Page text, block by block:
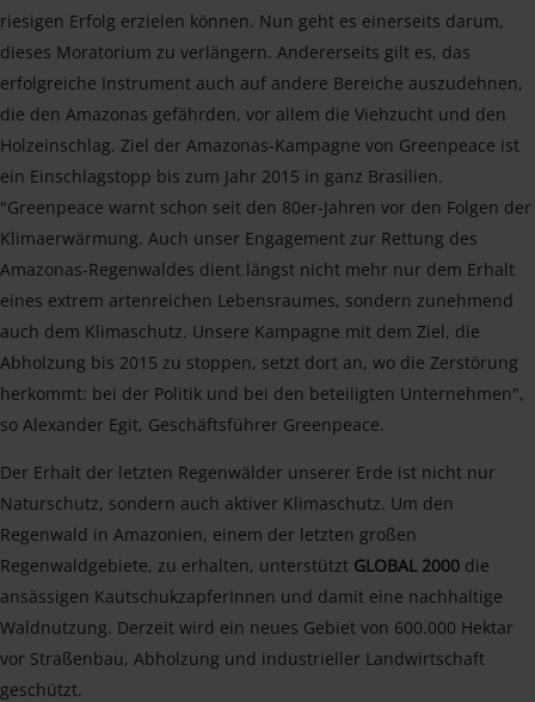
riesigen Erfolg erzielen können. Nun geht es einerseits darum,
dieses Moratorium zu verlängern. Andererseits gilt es, das
erfolgreiche Instrument auch auf andere Bereiche auszudehnen,
die den Amazonas gefährden, vor allem die Viehzucht und den
Holzeinschlag. Ziel der Amazonas-Kampagne von Greenpeace ist
ein Einschlagstopp bis zum Jahr 2015 in ganz Brasilien.
"Greenpeace warnt schon seit den 80er-Jahren vor den Folgen der
Klimaerwärmung. Auch unser Engagement zur Rettung des
Amazonas-Regenwaldes dient längst nicht mehr nur dem Erhalt
eines extrem artenreichen Lebensraumes, sondern zunehmend
auch dem Klimaschutz. Unsere Kampagne mit dem Ziel, die
Abholzung bis 2015 zu stoppen, setzt dort an, wo die Zerstörung
herkommt: bei der Politik und bei den beteiligten Unternehmen",
so Alexander Egit, Geschäftsführer Greenpeace.
Der Erhalt der letzten Regenwälder unserer Erde ist nicht nur
Naturschutz, sondern auch aktiver Klimaschutz. Um den
Regenwald in Amazonien, einem der letzten großen
Regenwaldgebiete, zu erhalten, unterstützt GLOBAL 2000 die
ansässigen KautschukzapferInnen und damit eine nachhaltige
Waldnutzung. Derzeit wird ein neues Gebiet von 600.000 Hektar
vor Straßenbau, Abholzung und industrieller Landwirtschaft
geschützt.